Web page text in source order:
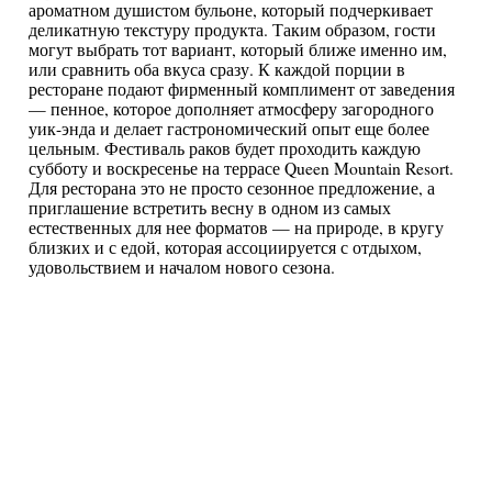
ароматном душистом бульоне, который подчеркивает
деликатную текстуру продукта. Таким образом, гости
могут выбрать тот вариант, который ближе именно им,
или сравнить оба вкуса сразу. К каждой порции в
ресторане подают фирменный комплимент от заведения
— пенное, которое дополняет атмосферу загородного
уик-энда и делает гастрономический опыт еще более
цельным. Фестиваль раков будет проходить каждую
субботу и воскресенье на террасе Queen Mountain Resort.
Для ресторана это не просто сезонное предложение, а
приглашение встретить весну в одном из самых
естественных для нее форматов — на природе, в кругу
близких и с едой, которая ассоциируется с отдыхом,
удовольствием и началом нового сезона.